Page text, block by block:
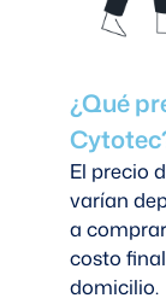
¿Qué
El precio
varían
a
costo
domicilio.